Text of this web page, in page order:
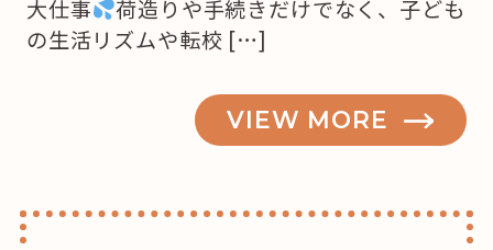
大仕事
荷造りや手続きだけでなく、子ども
の生活リズムや転校 […]
VIEW MORE